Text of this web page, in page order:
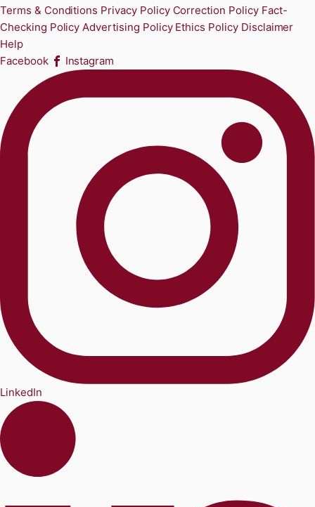
Terms & Conditions Privacy Policy Correction Policy Fact-
Checking Policy Advertising Policy Ethics Policy Disclaimer
Help
Facebook
Instagram
LinkedIn